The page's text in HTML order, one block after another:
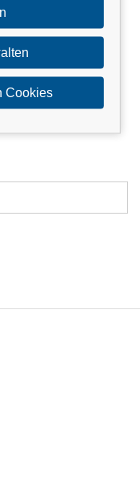
und
Stand über das
Cookies